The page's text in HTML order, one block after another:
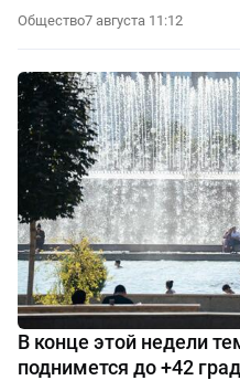
Общество7 августа 11:12
В конце этой недели
поднимется до +42